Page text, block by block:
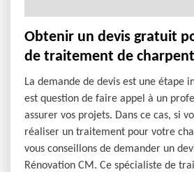
Obtenir un devis gratuit
de traitement de
La demande de devis est une étape
est question de faire appel à un
assurer vos projets. Dans ce cas, si
réaliser un traitement pour votre
vous conseillons de demander un
Rénovation CM. Ce spécialiste de